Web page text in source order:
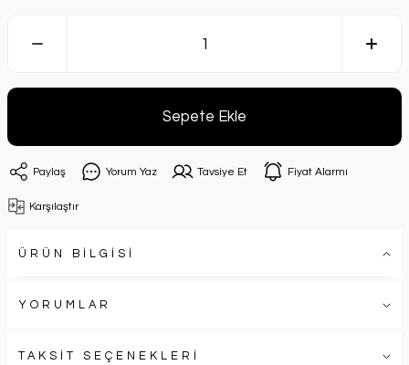
Sepete Ekle
Paylaş Yorum Yaz Tavsiye Et Fiyat Alarmı
Karşılaştır
ÜRÜN BİLGİSİ
YORUMLAR
TAKSİT SEÇENEKLERİ